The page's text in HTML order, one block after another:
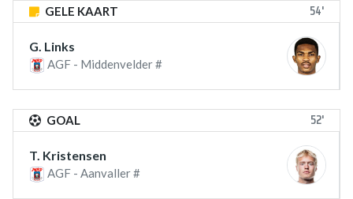
GELE KAART 54'
G. Links
AGF - Middenvelder #
GOAL 52'
T. Kristensen
AGF - Aanvaller #